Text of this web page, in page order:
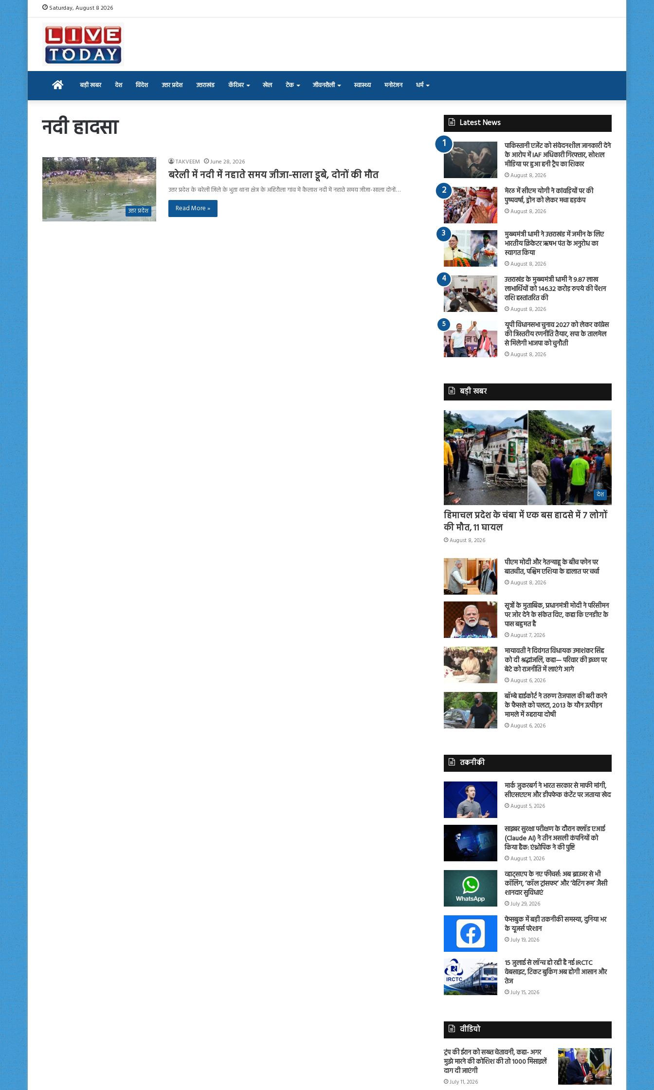
Saturday, August 8 2026
Home बड़ी खबर देश विदेश उत्तर प्रदेश उत्तराखंड कॅरिअर खेल टेक जीवनशैली स्वास्थ्य मनोरंजन धर्म
नदी हादसा
उत्तर प्रदेश
TAKVEEM June 28, 2026
बरेली में नदी में नहाते समय जीजा-साला डूबे, दोनों की मौत
उत्तर प्रदेश के बरेली जिले के भुता थाना क्षेत्र के अहिरौला गांव में कैलाश नदी में नहाते समय जीजा-साला दोनों…
Read More »
Latest News
पाकिस्तानी एजेंट को संवेदनशील जानकारी देने
के आरोप में IAF अधिकारी गिरफ्तार, सोशल
मीडिया पर हुआ हनी ट्रैप का शिकार
August 8, 2026
मेरठ में सीएम योगी ने कांवड़ियों पर की
पुष्पवर्षा, ड्रोन को लेकर मचा हड़कंप
August 8, 2026
मुख्यमंत्री धामी ने उत्तराखंड में जमीन के लिए
भारतीय क्रिकेटर ऋषभ पंत के अनुरोध का
स्वागत किया
August 8, 2026
उत्तराखंड के मुख्यमंत्री धामी ने 9.87 लाख
लाभार्थियों को 146.32 करोड़ रुपये की पेंशन
राशि हस्तांतरित की
August 8, 2026
यूपी विधानसभा चुनाव 2027 को लेकर कांग्रेस
की त्रिस्तरीय रणनीति तैयार, सपा के तालमेल
से मिलेगी भाजपा को चुनौती
August 8, 2026
बड़ी खबर
देश
हिमाचल प्रदेश के चंबा में एक बस हादसे में 7 लोगों
की मौत, 11 घायल
August 8, 2026
पीएम मोदी और नेतन्याहू के बीच फोन पर
बातचीत, पश्चिम एशिया के हालात पर चर्चा
August 8, 2026
सूत्रों के मुताबिक, प्रधानमंत्री मोदी ने परिसीमन
पर जोर देने के संकेत दिए, कहा कि एनडीए के
पास बहुमत है
August 7, 2026
मायावती ने दिवंगत विधायक उमाशंकर सिंह
को दी श्रद्धांजलि, कहा— परिवार की इच्छा पर
बेटे को राजनीति में लाएंगे आगे
August 6, 2026
बॉम्बे हाईकोर्ट ने तरुण तेजपाल की बरी करने
के फैसले को पलटा, 2013 के यौन उत्पीड़न
मामले में ठहराया दोषी
August 6, 2026
तकनीकी
मार्क जुकरबर्ग ने भारत सरकार से माफी मांगी,
सीएसएएम और डीपफेक कंटेंट पर जताया खेद
August 5, 2026
साइबर सुरक्षा परीक्षण के दौरान क्लॉड एआई
(Claude AI) ने तीन असली कंपनियों को
किया हैक: एंथ्रोपिक ने की पुष्टि
August 1, 2026
व्हाट्सएप के नए फीचर्स: अब ब्राउजर से भी
कॉलिंग, ‘कॉल ट्रांसफर’ और ‘वेटिंग रूम’ जैसी
शानदार सुविधाएं
July 29, 2026
फेसबुक में बड़ी तकनीकी समस्या, दुनिया भर
के यूजर्स परेशान
July 19, 2026
15 जुलाई से लॉन्च हो रही है नई IRCTC
वेबसाइट, टिकट बुकिंग अब होगी आसान और
तेज
July 15, 2026
वीडियो
ट्रंप की ईरान को सख्त चेतावनी, कहा- अगर
मुझे मारने की कोशिश की तो 1000 मिसाइलें
दाग दी जाएंगी
July 11, 2026